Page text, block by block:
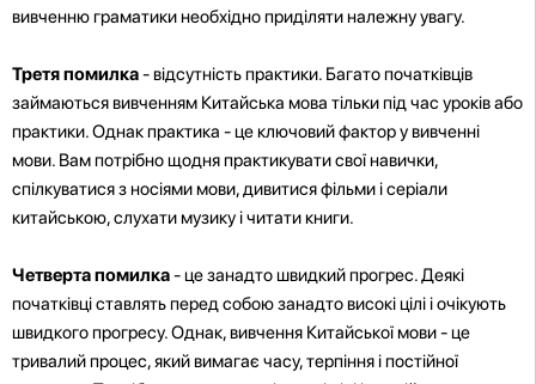
вивченню граматики необхідно приділяти належну увагу.
Третя помилка- відсутність практики. Багато початківців
займаються вивченням Китайська мова тільки під час уроків або
практики. Однак практика - це ключовий фактор у вивченні
мови. Вам потрібно щодня практикувати свої навички,
спілкуватися з носіями мови, дивитися фільми і серіали
китайською, слухати музику і читати книги.
Четверта помилка- це занадто швидкий прогрес. Деякі
початківці ставлять перед собою занадто високі цілі і очікують
швидкого прогресу. Однак, вивчення Китайської мови - це
тривалий процес, який вимагає часу, терпіння і постійної